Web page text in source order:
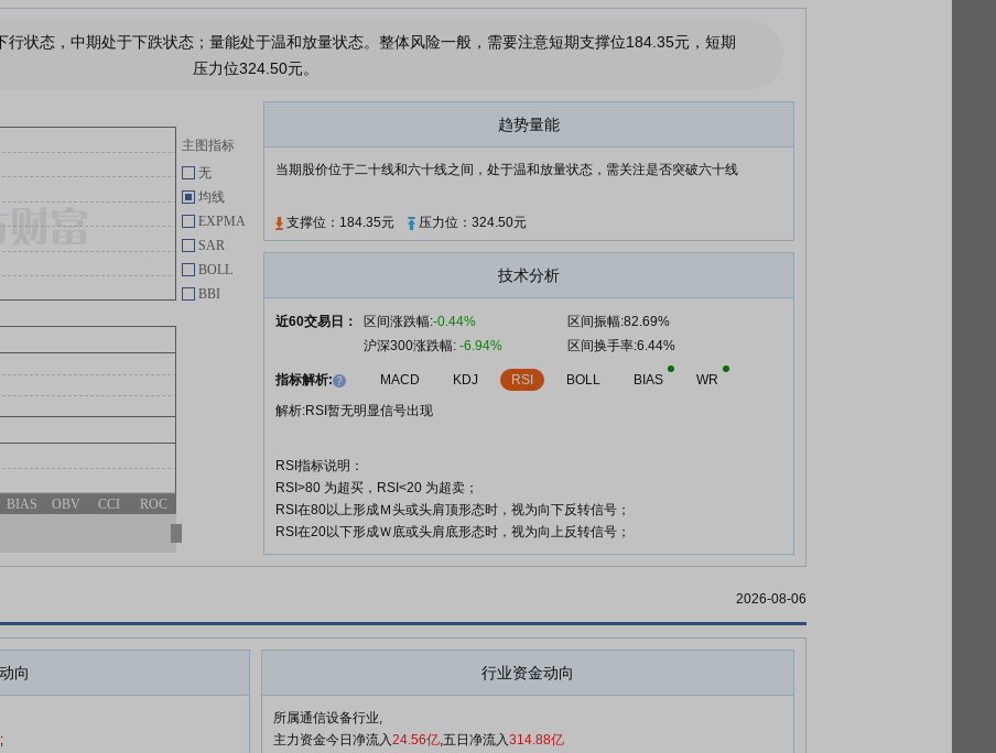
光库科技:珠海光库科技股份有限
公司发行股份、可转换公司债券及
支付现金购买资产并募集配套资金
暨关联交易报告书(草案)(摘要)(修
06-25
告
光库科技:中信证券股份有限公司
资子公司拟签订物业租赁合同暨关
联交易的核查意见
光库科技:珠海光库科技股份有限
券及支付现金购买资产并募集配套
资金暨关联交易报告书(草案)修订
行状态，中期处于下跌状态；量能处于温和放量状态。整体风险一般，需要注意短期支撑位184.35元，短期
压力位324.50元。
趋势量能
当期股价位于二十线和六十线之间，处于温和放量状态，需关注是否突破六十线
支撑位：184.35元 压力位：324.50元
技术分析
近60交易日： 区间涨跌幅:-0.44%
区间振幅:82.69%
沪深300涨跌幅: -6.94% 区间换手率:6.44%
指标解析: MACD KDJ RSI BOLL BIAS
WR
解析:RSI暂无明显信号出现
RSI指标说明：
RSI>80 为超买，RSI<20 为超卖；
RSI在80以上形成Ｍ头或头肩顶形态时，视为向下反转信号；
RSI在20以下形成Ｗ底或头肩底形态时，视为向上反转信号；
主图指标
无
均线
EXPMA
SAR
BOLL
BBI
BIAS OBV CCI ROC
2026-08-06
向
;
行业资金动向
所属通信设备行业,
主力资金今日净流入24.56亿,五日净流入314.88亿